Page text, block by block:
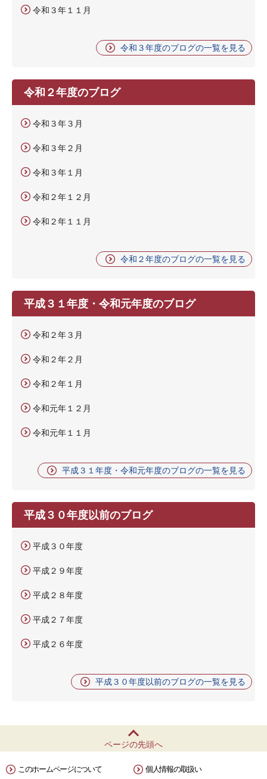
令和３年１１月
令和３年度のブログの一覧を見る
令和２年度のブログ
令和３年３月
令和３年２月
令和３年１月
令和２年１２月
令和２年１１月
令和２年度のブログの一覧を見る
平成３１年度・令和元年度のブログ
令和２年３月
令和２年２月
令和２年１月
令和元年１２月
令和元年１１月
平成３１年度・令和元年度のブログの一覧を見る
平成３０年度以前のブログ
平成３０年度
平成２９年度
平成２８年度
平成２７年度
平成２６年度
平成３０年度以前のブログの一覧を見る
ページの先頭へ
このホームページについて 個人情報の取扱い